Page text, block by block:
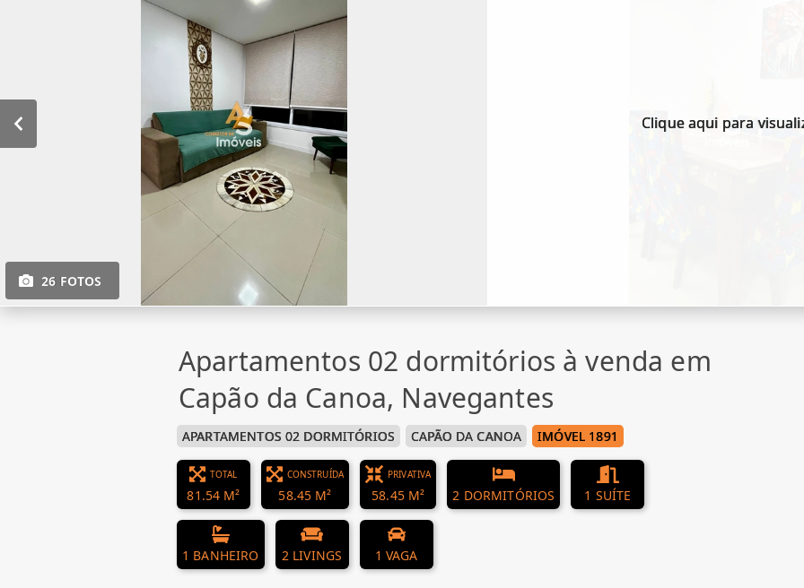
26 FOTOS
Clique aqui para
Apartamentos 02 dormitórios à venda em
Capão da Canoa, Navegantes
APARTAMENTOS 02 DORMITÓRIOS CAPÃO DA CANOA IMÓVEL 1891
TOTAL
81.54 M²
CONSTRUÍDA
58.45 M²
PRIVATIVA
58.45 M² 2 DORMITÓRIOS 1 SUÍTE
1 BANHEIRO 2 LIVINGS 1 VAGA